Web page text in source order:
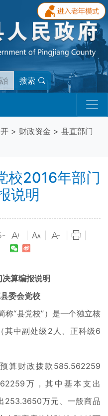
搜索
> 财政资金 > 县直部门
校2016年部门
说明
算编报说明
委会党校
称“县党校”）是一个独立核
其中副处级2人、正科级6
算财政拨款585.562259
万，其中基本支出
253.3650万元、一般商品